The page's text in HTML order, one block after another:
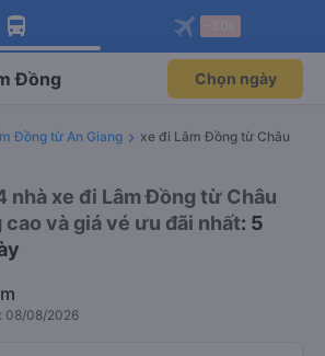
app Vexere ngay!
ưu đãi thành viên độc
Mở app
app Vexere
ghế khi đặt vé máy bay qua
Mở app
Đồng Chọn ngày
Đồng từ An Giang
xe đi Lâm Đồng từ Châu
nhà xe đi Lâm Đồng từ Châu
và giá vé ưu đãi nhất: 5
08/08/2026